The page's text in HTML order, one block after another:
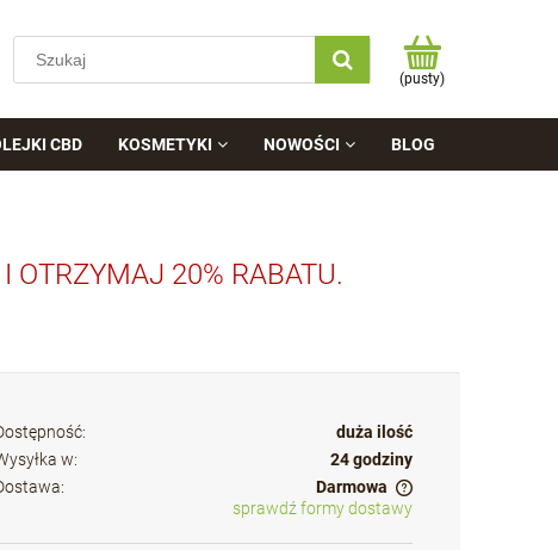
(pusty)
CBD KOSMETYKI NOWOŚCI BLOG
I OTRZYMAJ 20% RABATU.
duża ilość
w:
24 godziny
Darmowa
Cena nie zawiera ewentualnych kosztów
sprawdź formy dostawy